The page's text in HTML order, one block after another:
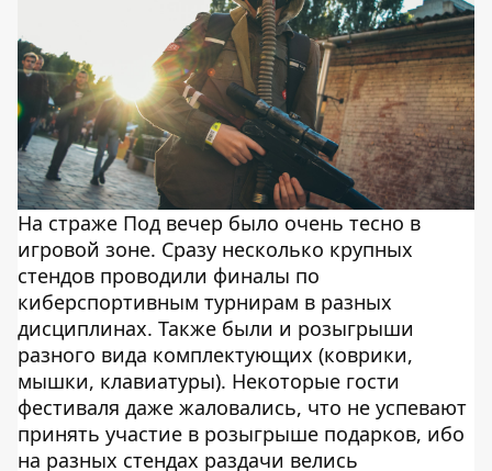
На страже Под вечер было очень тесно в
игровой зоне. Сразу несколько крупных
стендов проводили финалы по
киберспортивным турнирам в разных
дисциплинах. Также были и розыгрыши
разного вида комплектующих (коврики,
мышки, клавиатуры). Некоторые гости
фестиваля даже жаловались, что не успевают
принять участие в розыгрыше подарков, ибо
на разных стендах раздачи велись